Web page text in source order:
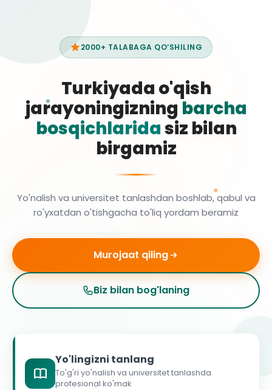
2000+ TALABAGA QO‘SHILING
Turkiyada o'qish
jarayoningizning barcha
bosqichlaridasiz bilan
birgamiz
Yo'nalish va universitet tanlashdan boshlab, qabul va
ro'yxatdan o'tishgacha to'liq yordam beramiz
Murojaat qiling
Biz bilan bog'laning
Yo'lingizni tanlang
To'g'ri yo'nalish va universitet tanlashda
profesional ko'mak